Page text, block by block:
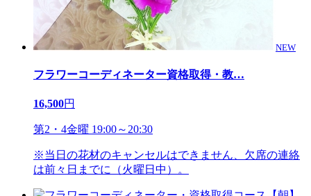
NEW
フラワーコーディネーター資格取得・教…
16,500円
第2・4金曜 19:00～20:30
※当日の花材のキャンセルはできません、欠席の連絡
は前々日までに（火曜日中）。